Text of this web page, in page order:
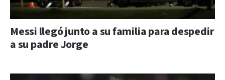
Messi llegó junto a su familia para despedir
a su padre Jorge